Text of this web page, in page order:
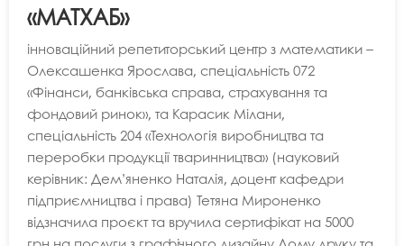
«МАТХАБ»
інноваційний репетиторський центр з математики –
Олексашенка Ярослава, спеціальність 072
«Фінанси, банківська справа, страхування та
фондовий ринок», та Карасик Мілани,
спеціальність 204 «Технологія виробництва та
переробки продукції тваринництва» (науковий
керівник: Дем’яненко Наталія, доцент кафедри
підприємництва і права) Тетяна Мироненко
відзначила проєкт та вручила сертифікат на 5000